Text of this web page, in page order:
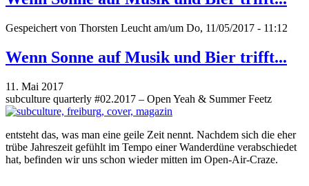
Gespeichert von Thorsten Leucht am/um Do, 11/05/2017 - 11:12
Wenn Sonne auf Musik und Bier trifft...
11. Mai 2017
subculture quarterly #02.2017 – Open Yeah & Summer Feetz
entsteht das, was man eine geile Zeit nennt. Nachdem sich die eher
trübe Jahreszeit gefühlt im Tempo einer Wanderdüne verabschiedet
hat, befinden wir uns schon wieder mitten im Open-Air-Craze.